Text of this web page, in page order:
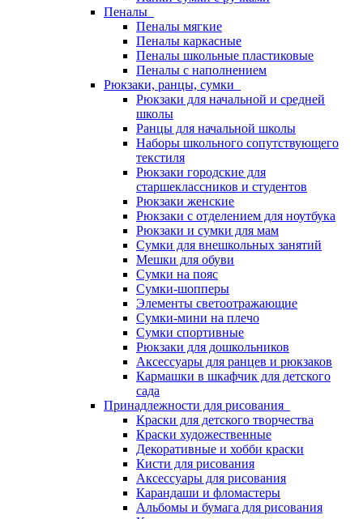
Пеналы
Пеналы мягкие
Пеналы каркасные
Пеналы школьные пластиковые
Пеналы с наполнением
Рюкзаки, ранцы, сумки
Рюкзаки для начальной и средней
школы
Ранцы для начальной школы
Наборы школьного сопутствующего
текстиля
Рюкзаки городские для
старшеклассников и студентов
Рюкзаки женские
Рюкзаки с отделением для ноутбука
Рюкзаки и сумки для мам
Сумки для внешкольных занятий
Мешки для обуви
Сумки на пояс
Сумки-шопперы
Элементы светоотражающие
Сумки-мини на плечо
Сумки спортивные
Рюкзаки для дошкольников
Аксессуары для ранцев и рюкзаков
Кармашки в шкафчик для детского
сада
Принадлежности для рисования
Краски для детского творчества
Краски художественные
Декоративные и хобби краски
Кисти для рисования
Аксессуары для рисования
Карандаши и фломастеры
Альбомы и бумага для рисования